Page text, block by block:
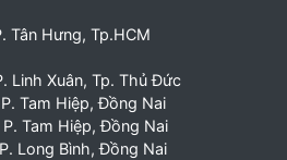
Tân Hưng, Tp.HCM
Linh Xuân, Tp. Thủ Đức
Tam Hiệp, Đồng Nai
Tam Hiệp, Đồng Nai
Long Bình, Đồng Nai